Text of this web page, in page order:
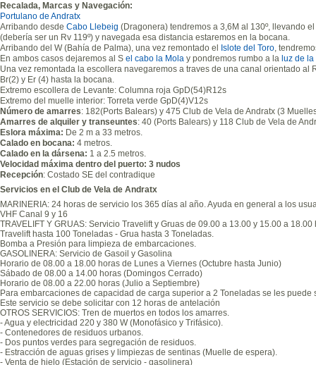
Recalada, Marcas y Navegación:
Portulano de Andratx
Arribando desde Cabo Llebeig (Dragonera) tendremos a 3,6M al 130º, llevando
(debería ser un Rv 119º) y navegada esa distancia estaremos en la bocana.
Arribando del W (Bahía de Palma), una vez remontado el
Islote del Toro,
En ambos casos dejaremos al S el cabo la Mola y pondremos rumbo a la luz de
Una vez remontada la escollera navegaremos a traves de una canal orientado al
Br(2) y Er (4) hasta la bocana.
Extremo escollera de Levante: Columna roja GpD(54)R12s
Extremo del muelle interior: Torreta verde GpD(4)V12s
Número de amarres: 182(Ports Balears) y 475 Club de Vela de Andratx (3
Amarres de alquiler y transeuntes: 40 (Ports Balears) y 118 Club de Vela de
Eslora máxima: De 2 m a 33 metros.
Calado en bocana: 4 metros.
Calado en la dársena: 1 a 2.5 metros.
Velocidad máxima dentro del puerto: 3 nudos
Recepción: Costado SE del contradique
Servicios en el Club de Vela de Andratx
MARINERIA: 24 horas de servicio los 365 días al año. Ayuda en general a los
VHF Canal 9 y 16
TRAVELIFT Y GRUAS: Servicio Travelift y Gruas de 09.00 a 13.00 y 15.00 a
Travelift hasta 100 Toneladas - Grua hasta 3 Toneladas.
Bomba a Presión para limpieza de embarcaciones.
GASOLINERA: Servicio de Gasoil y Gasolina
Horario de 08.00 a 18.00 horas de Lunes a Viernes (Octubre hasta Junio)
Sábado de 08.00 a 14.00 horas (Domingos Cerrado)
Horario de 08.00 a 22.00 horas (Julio a Septiembre)
Para embarcaciones de capacidad de carga superior a 2 Toneladas se les puede
Este servicio se debe solicitar con 12 horas de antelación
OTROS SERVICIOS: Tren de muertos en todos los amarres.
- Agua y electricidad 220 y 380 W (Monofásico y Trifásico).
- Contenedores de residuos urbanos.
- Dos puntos verdes para segregación de residuos.
- Estracción de aguas grises y limpiezas de sentinas (Muelle de espera).
- Venta de hielo (Estación de servicio - gasolinera)